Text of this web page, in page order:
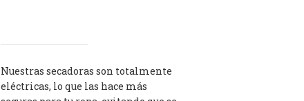
Nuestras secadoras son totalmente
eléctricas, lo que las hace más